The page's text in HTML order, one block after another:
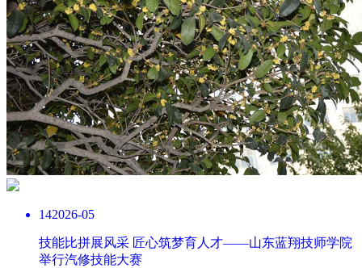
142026-05
技能比拼展风采 匠心筑梦育人才——山东蓝翔技师学院
举行汽修技能大赛